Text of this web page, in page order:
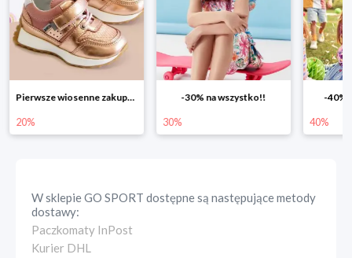
-30% na wszystko!!
30%
-40% na drugą sztukę
40% 25%
W sklepieGO SPORT dostępne są następujące metody
dostawy:
Paczkomaty InPost
Kurier DHL